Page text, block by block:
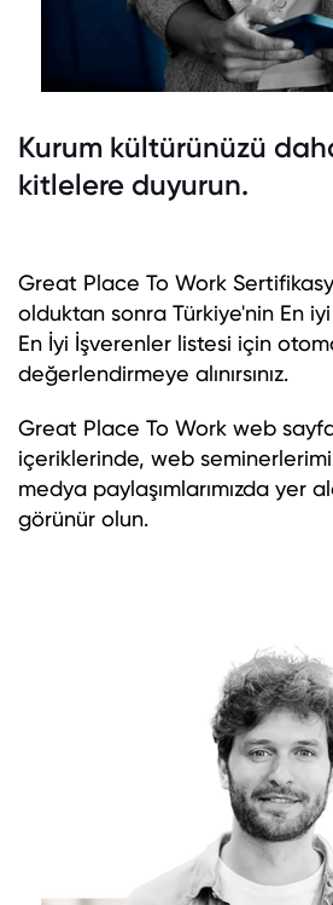
Kurum kültürünüzü
kitlelere duyurun.
Great Place To Work
olduktan sonra Türkiye'nin En
En İyi İşverenler listesi için
değerlendirmeye alınırsınız.
Great Place To Work web
içeriklerinde, web
medya paylaşımlarımızda yer
görünür olun.